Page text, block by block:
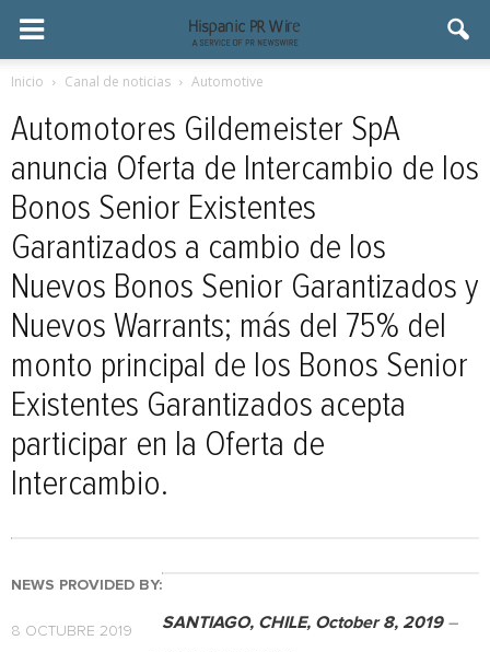
Inicio Canal de noticias Automotive
Automotores Gildemeister SpA
anuncia Oferta de Intercambio de los
Bonos Senior Existentes
Garantizados a cambio de los
Nuevos Bonos Senior Garantizados y
Nuevos Warrants; más del 75% del
monto principal de los Bonos Senior
Existentes Garantizados acepta
participar en la Oferta de
Intercambio.
NEWS PROVIDED BY:
8 OCTUBRE 2019 SANTIAGO, CHILE, October 8, 2019–